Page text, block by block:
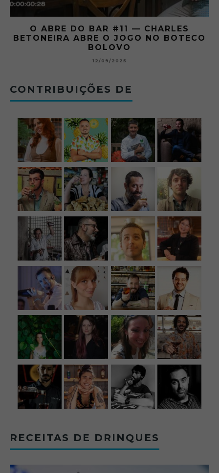
O ABRE DO BAR #11 — CHARLES
BETONEIRA ABRE O JOGO NO BOTECO
BOLOVO
12/09/2025
CONTRIBUIÇÕES DE
RECEITAS DE DRINQUES